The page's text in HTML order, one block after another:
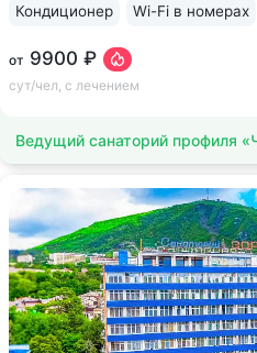
от 9900 ₽
сут/чел, с лечением
Кондиционер Wi-Fi в номерах
Ведущий санаторий профиля